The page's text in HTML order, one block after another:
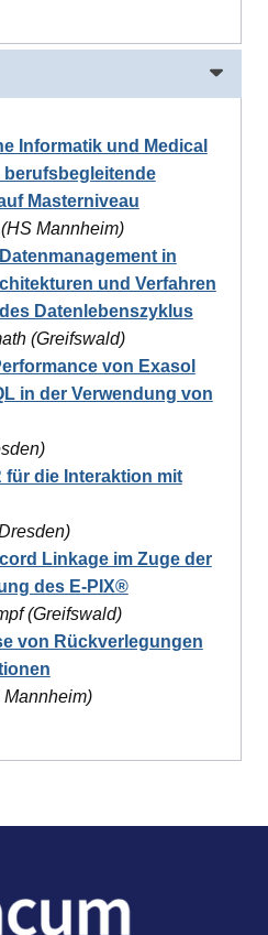
Informatik und Medical
berufsbegleitende
Masterniveau
Mannheim)
in
und Verfahren
Datenlebenszyklus
(Greifswald)
von Exasol
in der Verwendung von
für die Interaktion mit
Linkage im Zuge der
des E-PIX®
(Greifswald)
von Rückverlegungen